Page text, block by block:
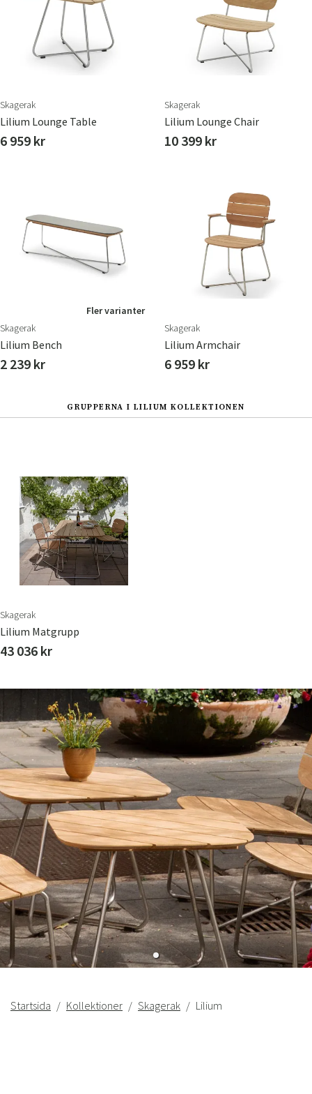
Skagerak
Lilium Lounge Table
6 959 kr
Skagerak
Lilium Lounge Chair
10 399 kr
Fler varianter
Skagerak
Lilium Bench
2 239 kr
Skagerak
Lilium Armchair
6 959 kr
GRUPPERNA I LILIUM KOLLEKTIONEN
Skagerak
Lilium Matgrupp
43 036 kr
Startsida Kollektioner Skagerak Lilium